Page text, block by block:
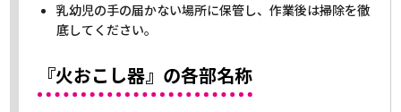
乳幼児の手の届かない場所に保管し、作業後は掃除を徹
底してください。
『火おこし器』の各部名称